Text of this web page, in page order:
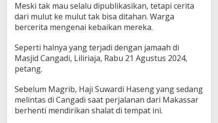
Meski tak mau selalu dipublikasikan, tetapi cerita
dari mulut ke mulut tak bisa ditahan. Warga
bercerita mengenai kebaikan mereka.
Seperti halnya yang terjadi dengan jamaah di
Masjid Cangadi, Liliriaja, Rabu 21 Agustus 2024,
petang.
Sebelum Magrib, Haji Suwardi Haseng yang sedang
melintas di Cangadi saat perjalanan dari Makassar
berhenti mendirikan shalat di tempat ini.